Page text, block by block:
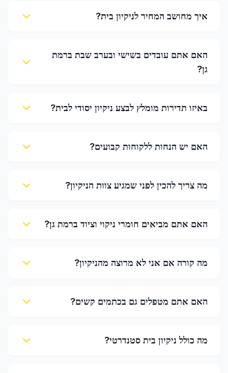
איך מחושב המחיר לניקיון בית?
האם אתם עובדים בשישי ובערב שבת ברמת
גן?
באיזו תדירות מומלץ לבצע ניקיון יסודי לבית?
האם יש הנחות ללקוחות קבועים?
מה צריך להכין לפני שמגיע צוות הניקיון?
האם אתם מביאים חומרי ניקוי וציוד ברמת גן?
מה קורה אם אני לא מרוצה מהניקיון?
האם אתם מטפלים גם בכתמים קשים?
מה כולל ניקיון בית סטנדרטי?